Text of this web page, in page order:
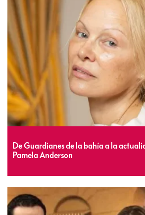
De Guardianes de la bahía a la
Pamela Anderson